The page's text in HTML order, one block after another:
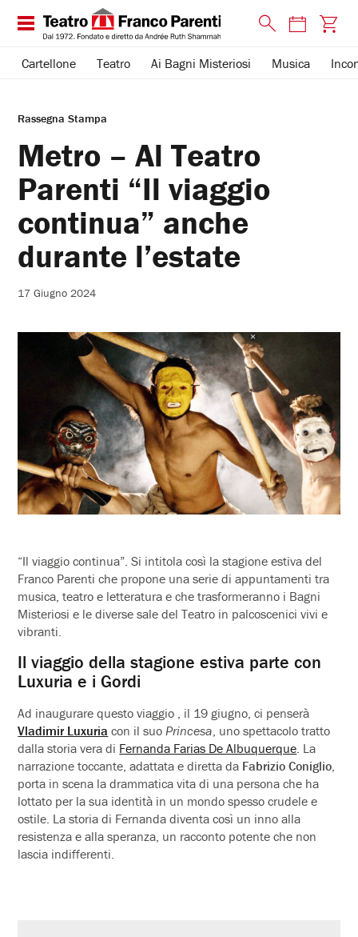
Cartellone Teatro Ai Bagni Misteriosi Musica
Rassegna Stampa
Metro – Al Teatro
Parenti “Il viaggio
continua” anche
durante l’estate
17 Giugno 2024
“Il viaggio continua”. Si intitola così la stagione estiva del
Franco Parenti che propone una serie di appuntamenti tra
musica, teatro e letteratura e che trasformeranno i Bagni
Misteriosi e le diverse sale del Teatro in palcoscenici vivi e
vibranti.
Il viaggio della stagione estiva parte con
Luxuria e i Gordi
Ad inaugurare questo viaggio , il 19 giugno, ci penserà
Vladimir Luxuria con il suo Princesa , uno spettacolo tratto
dalla storia vera di Fernanda Farias De Albuquerque . La
narrazione toccante, adattata e diretta da Fabrizio Coniglio
porta in scena la drammatica vita di una persona che ha
lottato per la sua identità in un mondo spesso crudele e
ostile. La storia di Fernanda diventa così un inno alla
resistenza e alla speranza, un racconto potente che non
lascia indifferenti.